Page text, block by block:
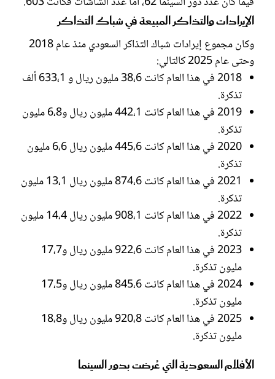
الإيرادات والتذاكر المبيعة في شباك التذاكر
وكان مجموع إيرادات شباك التذاكر السعودي منذ عام 2018
وحتى عام 2025 كالتالي:
2018 في هذا العام كانت 38،6 مليون ريال و 633،1 ألف
تذكرة.
2019 في هذا العام كانت 442،1 مليون ريال و6،8 مليون
تذكرة.
2020 في هذا العام كانت 445،6 مليون ريال 6،6 مليون
تذكرة.
2021 في هذا العام كانت 874،6 مليون ريال 13،1 مليون
تذكرة.
2022 في هذا العام كانت 908،1 مليون ريال 14،4 مليون
تذكرة.
2023 في هذا العام كانت 922،6 مليون ريال و17،7
مليون تذكرة.
2024 في هذا العام كانت 845،6 مليون ريال و17،5
مليون تذكرة.
2025 في هذا العام كانت 920،8 مليون ريال و18،8
مليون تذكرة.
الأفلام السعودية التي عُرضت بدور السينما